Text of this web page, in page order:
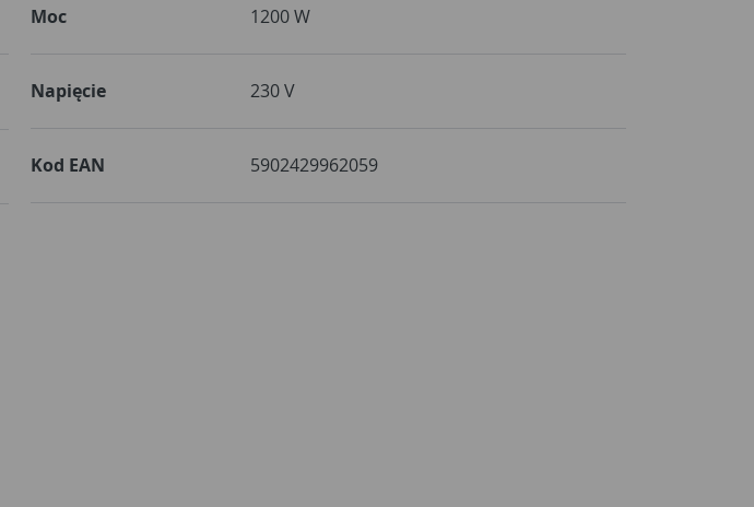
Moc 1200 W
Napięcie 230 V
Kod EAN 5902429962059